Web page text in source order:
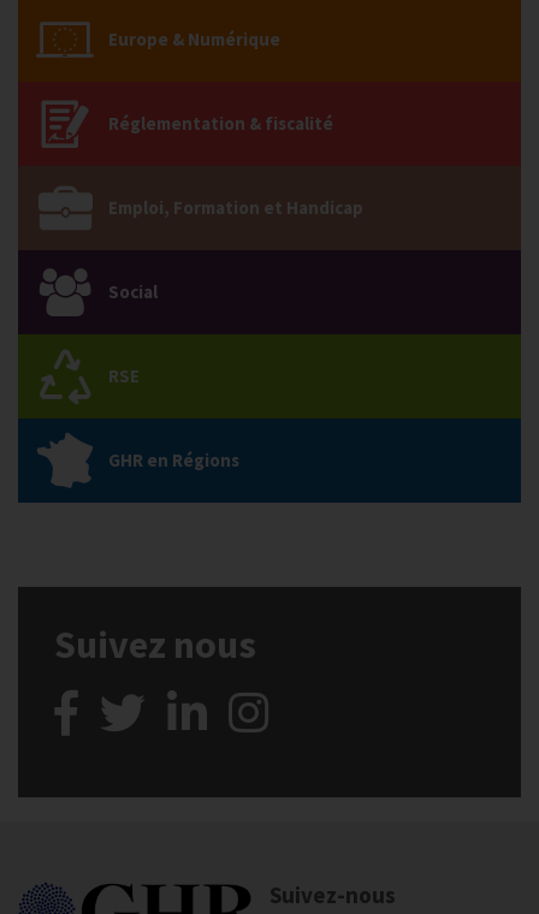
Europe & Numérique
Réglementation & fiscalité
Emploi, Formation et Handicap
Social
RSE
GHR en Régions
Suivez nous
Suivez-nous